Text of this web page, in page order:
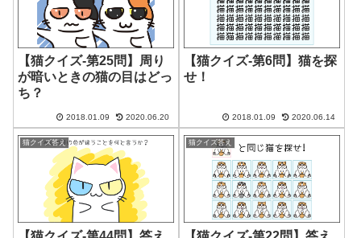
【猫クイズ-第25問】周り
が暗いときの猫の目はどっ
ち？
2018.01.09 2020.06.20
【猫クイズ-第6問】猫を探
せ！
2018.01.09 2020.06.14
猫クイズ答え 猫クイズ答え